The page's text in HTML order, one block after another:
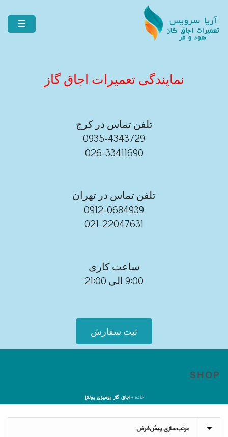
نمایندگی تعمیرات اجاق گاز
تلفن تماس در کرج
0935-4343729
026-33411690
تلفن تماس در تهران
0912-0684939
021-22047631
ساعت کاری
9:00 الی 21:00
ثبت سفارش
SHOP
خانه »اجاق گاز رومیزی پولنزا